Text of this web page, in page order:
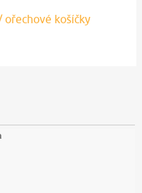
ořechové košíčky